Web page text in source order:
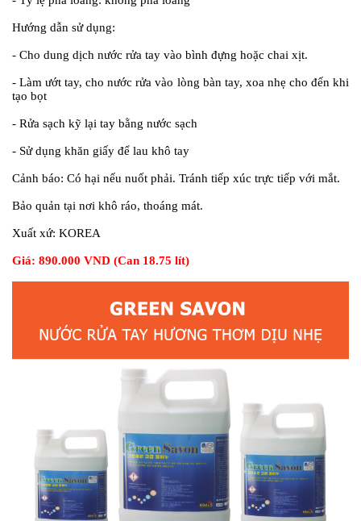
Hướng dẫn sử dụng:
- Cho dung dịch nước rửa tay vào bình đựng hoặc chai xịt.
- Làm ướt tay, cho nước rửa vào lòng bàn tay, xoa nhẹ cho đến khi
tạo bọt
- Rửa sạch kỹ lại tay bằng nước sạch
- Sử dụng khăn giấy để lau khô tay
Cảnh báo: Có hại nếu nuốt phải. Tránh tiếp xúc trực tiếp với mắt.
Bảo quản tại nơi khô ráo, thoáng mát.
Xuất xứ: KOREA
Giá: 890.000 VND (Can 18.75 lít)